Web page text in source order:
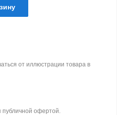
от иллюстрации товара в
публичной офертой.